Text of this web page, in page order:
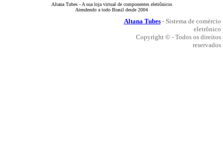
Altana Tubes - A sua loja virtual de componentes eletrônicos
Atendendo a todo Brasil desde 2004
Altana Tubes- Sistema de comércio
eletrônico
Copyright © - Todos os direitos
reservados